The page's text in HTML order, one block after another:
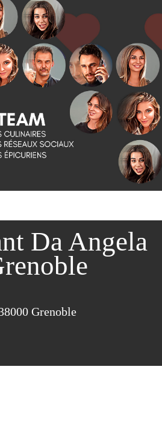
Da Angela
Grenoble